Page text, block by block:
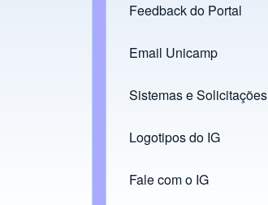
Footer menu
Feedback do Portal
Links
Email Unicamp
(opens in new tab)
Sistemas e Solicitações
(opens in new tab)
Logotipos do IG
(opens in new tab)
Fale com o IG